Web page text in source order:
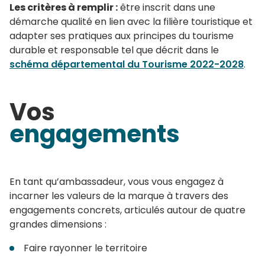
Les critères à remplir :être inscrit dans une
démarche qualité en lien avec la filière touristique et
adapter ses pratiques aux principes du tourisme
durable et responsable tel que décrit dans le
schéma départemental du Tourisme 2022-2028.
Vos
engagements
En tant qu’ambassadeur, vous vous engagez à
incarner les valeurs de la marque à travers des
engagements concrets, articulés autour de quatre
grandes dimensions :
Faire rayonner le territoire